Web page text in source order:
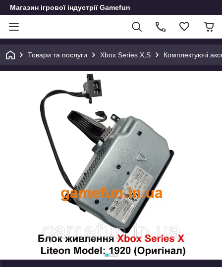
Магазин ігрової індустрії Gamefun
Товари та послуги Xbox Series X,S Комплектуючі